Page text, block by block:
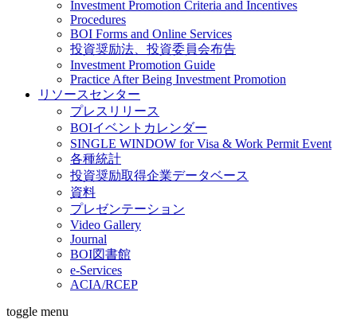
Investment Promotion Criteria and Incentives
Procedures
BOI Forms and Online Services
投資奨励法、投資委員会布告
Investment Promotion Guide
Practice After Being Investment Promotion
リソースセンター
プレスリリース
BOIイベントカレンダー
SINGLE WINDOW for Visa & Work Permit Event
各種統計
投資奨励取得企業データベース
資料
プレゼンテーション
Video Gallery
Journal
BOI図書館
e-Services
ACIA/RCEP
toggle menu